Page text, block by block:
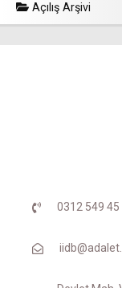
Açılış Arşivi
0312 549